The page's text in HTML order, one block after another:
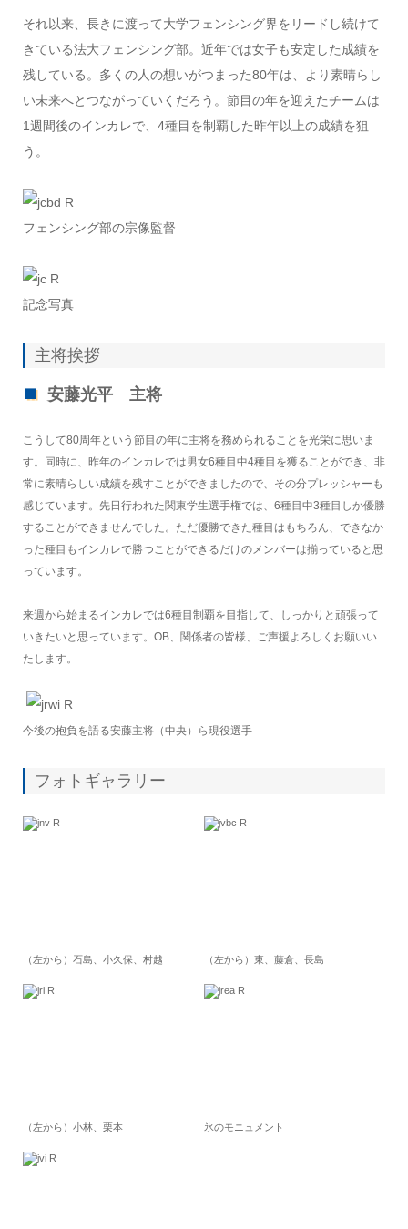
それ以来、長きに渡って大学フェンシング界をリードし続けて
きている法大フェンシング部。近年では女子も安定した成績を
残している。多くの人の想いがつまった80年は、より素晴らし
い未来へとつながっていくだろう。節目の年を迎えたチームは
1週間後のインカレで、4種目を制覇した昨年以上の成績を狙
う。
フェンシング部の宗像監督
記念写真
主将挨拶
安藤光平 主将
こうして80周年という節目の年に主将を務められることを光栄に思いま
す。同時に、昨年のインカレでは男女6種目中4種目を獲ることができ、非
常に素晴らしい成績を残すことができましたので、その分プレッシャーも
感じています。先日行われた関東学生選手権では、6種目中3種目しか優勝
することができませんでした。ただ優勝できた種目はもちろん、できなか
った種目もインカレで勝つことができるだけのメンバーは揃っていると思
っています。
来週から始まるインカレでは6種目制覇を目指して、しっかりと頑張って
いきたいと思っています。OB、関係者の皆様、ご声援よろしくお願いい
たします。
今後の抱負を語る安藤主将（中央）ら現役選手
フォトギャラリー
（左から）石島、小久保、村越 （左から）東、藤倉、長島
（左から）小林、栗本 氷のモニュメント